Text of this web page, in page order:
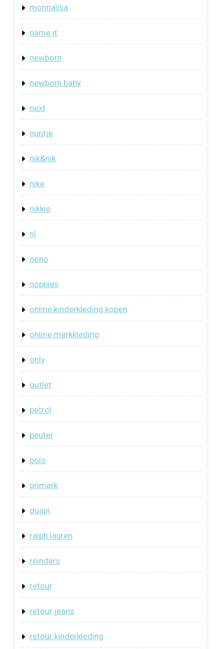
monnalisa
name it
newborn
newborn baby
next
nijntje
nik&nik
nike
nikkie
nl
nono
noppies
online kinderkleding kopen
online merkkleding
only
outlet
petrol
peuter
polo
primark
quapi
ralph lauren
reinders
retour
retour jeans
retour kinderkleding